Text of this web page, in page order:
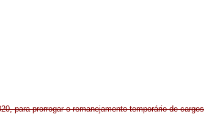
para prorrogar o remanejamento temporário de cargos